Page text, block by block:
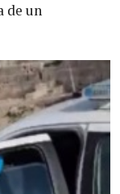
de un